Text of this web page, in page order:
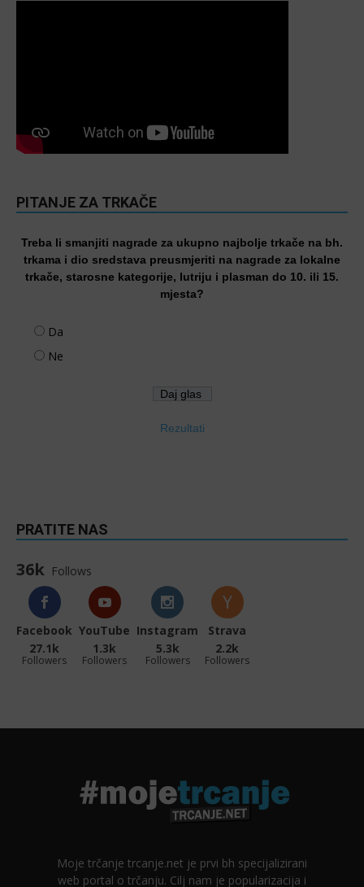
PITANJE ZA TRKAČE
Treba li smanjiti nagrade za ukupno najbolje trkače na bh.
trkama i dio sredstava preusmjeriti na nagrade za lokalne
trkače, starosne kategorije, lutriju i plasman do 10. ili 15.
mjesta?
Da
Ne
Rezultati
PRATITE NAS
36k Follows
Facebook
27.1k
Followers
YouTube
1.3k
Followers
Instagram
5.3k
Followers
Strava
2.2k
Followers
Moje trčanje trcanje.net je prvi bh specijalizirani
web portal o trčanju. Cilj nam je popularizacija i